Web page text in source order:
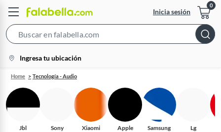
Inicia sesión
Bar
location-
icon
Ingresa tu ubicación
Home Tecnología - Audio
Jbl Sony Xiaomi Apple Samsung Lg